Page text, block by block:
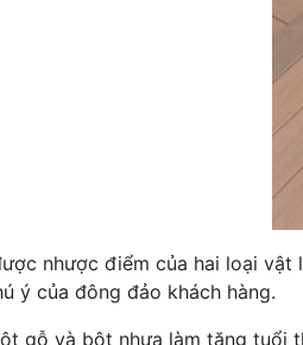
nhược điểm của hai loại
ý của đông đảo khách hàng.
gỗ và bột nhựa làm tăng tuổi